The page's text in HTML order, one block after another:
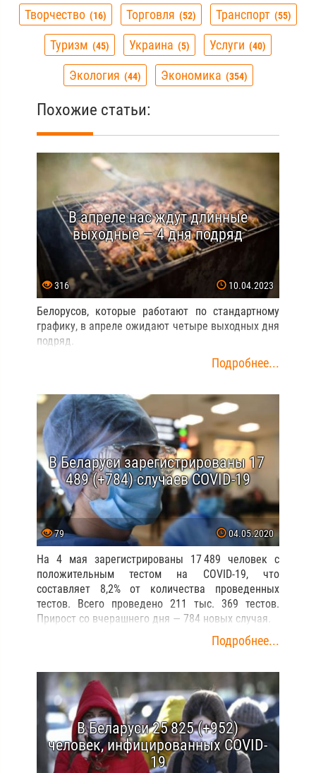
Творчество 16 Торговля 52 Транспорт 55
Туризм 45 Украина 5 Услуги 40
Экология 44 Экономика 354
Похожие статьи:
В апреле нас ждут длинные
выходные — 4 дня подряд
316 10.04.2023
Белорусов, которые работают по стандартному
графику, в апреле ожидают четыре выходных дня
подряд.
Подробнее...
В Беларуси зарегистрированы 17
489 (+784) случаев COVID-19
79 04.05.2020
На 4 мая зарегистрированы 17 489 человек с
положительным тестом на COVID-19, что
составляет 8,2% от количества проведенных
тестов. Всего проведено 211 тыс. 369 тестов.
Прирост со вчерашнего дня — 784 новых случая.
Подробнее...
В Беларуси 25 825 (+952)
человек, инфицированных COVID-
19